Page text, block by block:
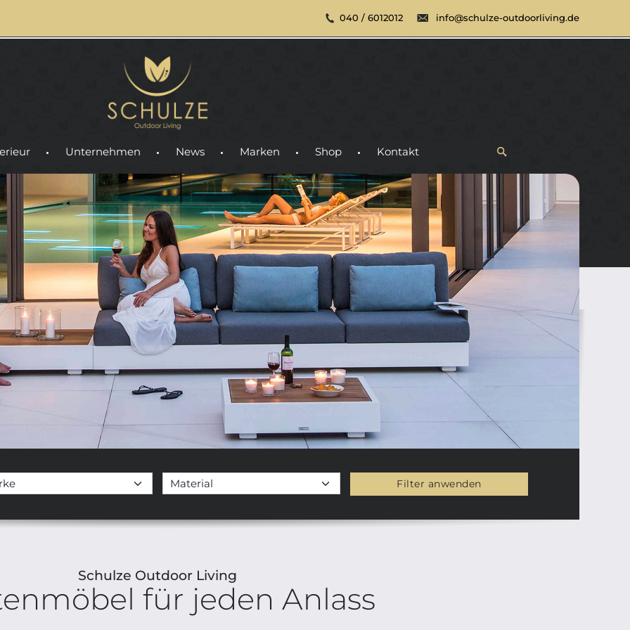
040 / 6012012 info@schulze-outdoorliving.de
Unternehmen News Marken Shop Kontakt
Filter anwenden
Schulze Outdoor Living
für jeden Anlass